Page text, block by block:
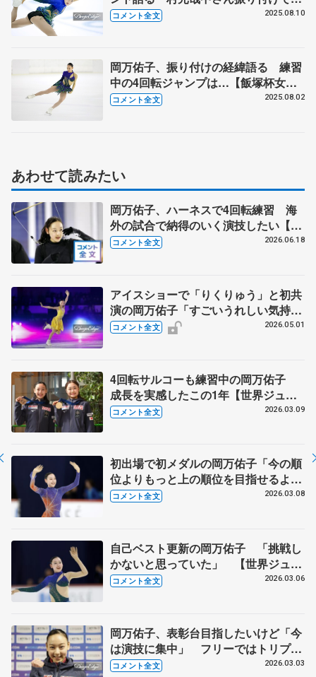
識する点とは【サマーカップ・ジュニ
コメント全文 2025.08.10
岡万佑子、振り付けの経緯語る 練習
中の4回転ジャンプは…【飯塚杯女子
SP後コメント全文】
コメント全文 2025.08.02
あわせて読みたい
岡万佑子、ハーネスで4回転練習 海
外の試合で納得のいく演技したい【木
下グループ/アカデミー練習公開】
コメント全文 2026.06.18
アイスショーで「りくりゅう」と初共
演の岡万佑子「すごいうれしい気持ち
でいっぱい」 ジュニア日本一へ「今
ス】
コメント全文 2026.05.01
4回転サルコーも練習中の岡万佑子
成長を実感したこの1年【世界ジュニ
ア選手権・帰国後囲み】
コメント全文 2026.03.09
初出場で初メダルの岡万佑子「今の順
位よりもっと上の順位を目指せるよう
に頑張りたい」【世界ジュニア選手権
コメント全文 2026.03.08
自己ベスト更新の岡万佑子 「挑戦し
かないと思っていた」 【世界ジュニ
ア選手権女子SP後、メダル授与プレ
コメント全文 2026.03.06
岡万佑子、表彰台目指したいけど「今
は演技に集中」 フリーではトリプル
アクセル成功を【世界ジュニア選手権
コメント全文 2026.03.03